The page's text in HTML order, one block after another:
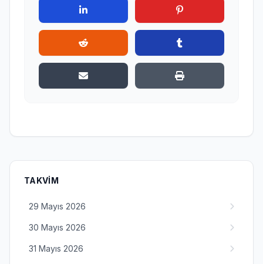
TAKVIM
29 Mayıs 2026
30 Mayıs 2026
31 Mayıs 2026